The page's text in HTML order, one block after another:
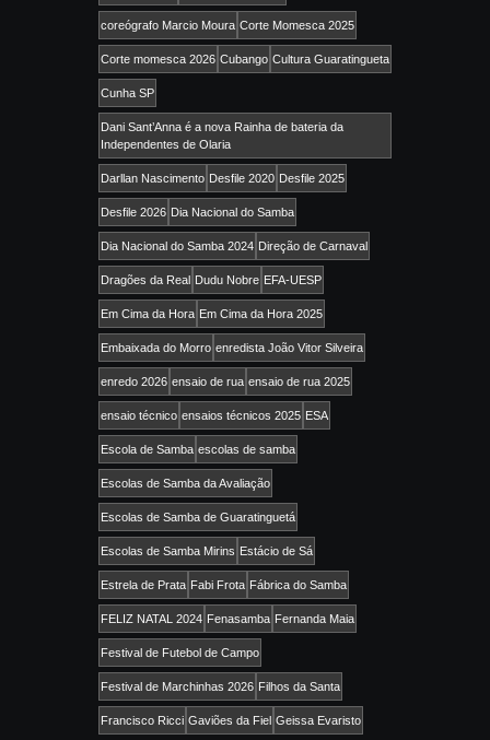
coreógrafo Marcio Moura Corte Momesca 2025
Corte momesca 2026 Cubango Cultura Guaratingueta
Cunha SP
Dani Sant’Anna é a nova Rainha de bateria da
Independentes de Olaria
Darllan Nascimento Desfile 2020 Desfile 2025
Desfile 2026 Dia Nacional do Samba
Dia Nacional do Samba 2024 Direção de Carnaval
Dragões da Real Dudu Nobre EFA-UESP
Em Cima da Hora Em Cima da Hora 2025
Embaixada do Morro enredista João Vitor Silveira
enredo 2026 ensaio de rua ensaio de rua 2025
ensaio técnico ensaios técnicos 2025 ESA
Escola de Samba escolas de samba
Escolas de Samba da Avaliação
Escolas de Samba de Guaratinguetá
Escolas de Samba Mirins Estácio de Sá
Estrela de Prata Fabi Frota Fábrica do Samba
FELIZ NATAL 2024 Fenasamba Fernanda Maia
Festival de Futebol de Campo
Festival de Marchinhas 2026 Filhos da Santa
Francisco Ricci Gaviões da Fiel Geissa Evaristo